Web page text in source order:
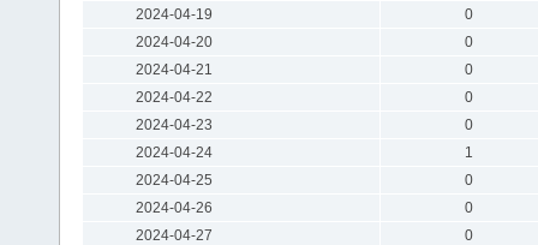
2024-04-19
0
2024-04-20
0
2024-04-21
0
2024-04-22
0
2024-04-23
0
2024-04-24
1
2024-04-25
0
2024-04-26
0
2024-04-27
0